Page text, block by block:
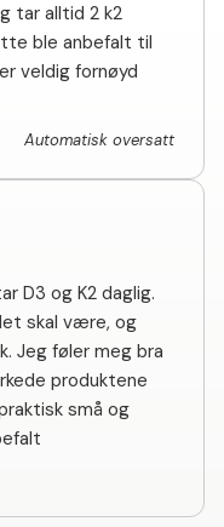
tar alltid 2 k2
ble anbefalt til
veldig fornøyd
Automatisk oversatt
D3 og K2 daglig.
skal være, og
Jeg føler meg bra
produktene
små og